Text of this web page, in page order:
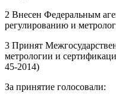
2 Внесен Федеральным
регулированию и
3 Принят
метрологии и
45-2014)
За принятие голосовали: